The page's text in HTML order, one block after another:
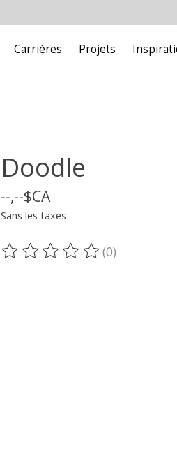
Carrières Projets
Doodle
--,--$CA
Sans les taxes
Ce produit est évalué à
(0)